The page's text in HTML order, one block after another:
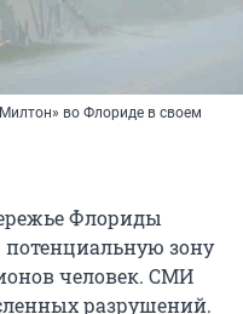
во Флориде в своем
Флориды
зону
человек. СМИ
разрушений.